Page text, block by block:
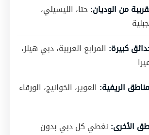
من الوديان:حتا، الليسيلي،
كبيرة: المرابع العربية، دبي هيلز،
الريفية: العوير، الخوانيج، الورقاء
الأخرى: نغطي كل دبي بدون